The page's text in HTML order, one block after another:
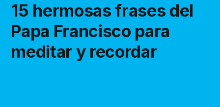
15 hermosas frases del
Papa Francisco para
meditar y recordar